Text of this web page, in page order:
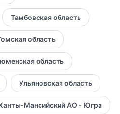
Тамбовская область
область
область
Ульяновская область
Мансийский АО - Югра